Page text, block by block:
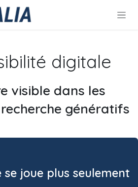
digitale
visible dans les
génératifs
se joue plus seulement